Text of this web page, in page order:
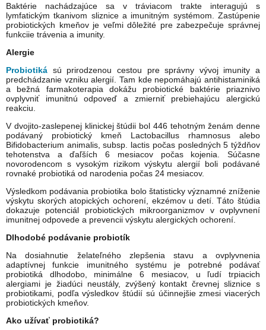
Baktérie nachádzajúce sa v tráviacom trakte interagujú s
lymfatickým tkanivom sliznice a imunitným systémom. Zastúpenie
probiotických kmeňov je veľmi dôležité pre zabezpečuje správnej
funkciie trávenia a imunity.
Alergie
Probiotiká sú prirodzenou cestou pre správny vývoj imunity a
predchádzanie vzniku alergií. Tam kde nepomáhajú antihistaminiká
a bežná farmakoterapia dokážu probiotické baktérie priaznivo
ovplyvniť imunitnú odpoveď a zmierniť prebiehajúcu alergickú
reakciu.
V dvojito-zaslepenej klinickej štúdii bol 446 tehotným ženám denne
podávaný probiotický kmeň Lactobacillus rhamnosus alebo
Bifidobacterium animalis, subsp. lactis počas posledných 5 týždňov
tehotenstva a ďaľších 6 mesiacov počas kojenia. Súčasne
novorodencom s vysokým rizikom výskytu alergií boli podávané
rovnaké probiotiká od narodenia počas 24 mesiacov.
Výsledkom podávania probiotika bolo štatisticky významné zníženie
výskytu skorých atopických ochorení, ekzémov u detí. Táto štúdia
dokazuje potenciál probiotických mikroorganizmov v ovplyvnení
imunitnej odpovede a prevencii výskytu alergických ochorení.
Dlhodobé podávanie probiotík
Na dosiahnutie želateľného zlepšenia stavu a ovplyvnenia
adaptívnej funkcie imunitného systému je potrebné podávať
probiotiká dlhodobo, minimálne 6 mesiacov, u ľudí trpiacich
alergiami je žiadúci neustály, zvýšený kontakt črevnej sliznice s
probiotikami, podľa výsledkov štúdií sú účinnejšie zmesi viacerých
probiotických kmeňov.
Ako užívať probiotiká?